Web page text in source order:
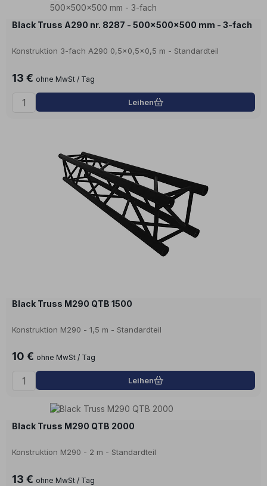
Black Truss A290 nr. 8287 - 500x500x500 mm - 3-fach
Konstruktion 3-fach A290 0,5x0,5x0,5 m - Standardteil
13 € ohne MwSt / Tag
Leihen
Black Truss M290 QTB 1500
Konstruktion M290 - 1,5 m - Standardteil
10 € ohne MwSt / Tag
Leihen
Black Truss M290 QTB 2000
Konstruktion M290 - 2 m - Standardteil
13 € ohne MwSt / Tag